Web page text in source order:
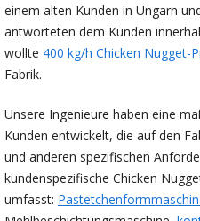
einem alten Kunden in Ungarn
antworteten dem Kunden
wollte 400 kg/h Chicken Nugget-
Fabrik.
Unsere Ingenieure haben eine
Kunden entwickelt, die auf den
und anderen spezifischen
kundenspezifische Chicken
umfasst: